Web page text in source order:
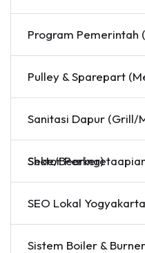
Program Pemerintah
Pulley & Sparepart
Sanitasi Dapur (Grill/
Sektor Perkeretaapian & Sipil (Brake Shoe/Bearing)
SEO Lokal
Sistem Boiler &